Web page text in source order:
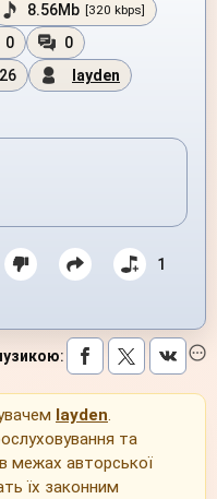
8.56Mb [320 kbps]
0
0
layden
1
:
layden.
та
межах авторської
їх законним